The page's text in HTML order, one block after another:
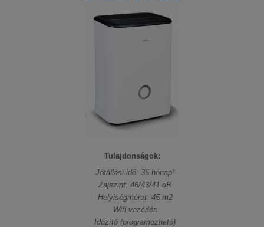
Tulajdonságok:
Jótállási idő: 36 hónap*
Zajszint: 46/43/41 dB
Helyiségméret: 45 m2
Wifi vezérlés
Időzítő (programozható)